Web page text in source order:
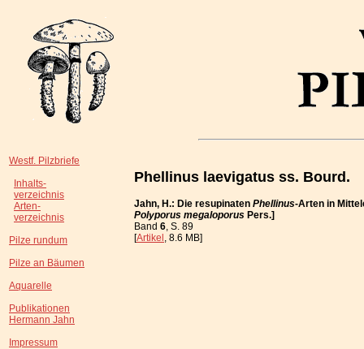
Westf. Pilzbriefe
Inhalts-
verzeichnis
Arten-
verzeichnis
Pilze rundum
Pilze an Bäumen
Aquarelle
Publikationen
Hermann Jahn
Impressum
Phellinus laevigatus ss. Bourd.
Jahn, H.: Die resupinaten Phellinus-Arten in
Polyporus megaloporus Pers.]
Band 6, S. 89
[Artikel, 8.6 MB]